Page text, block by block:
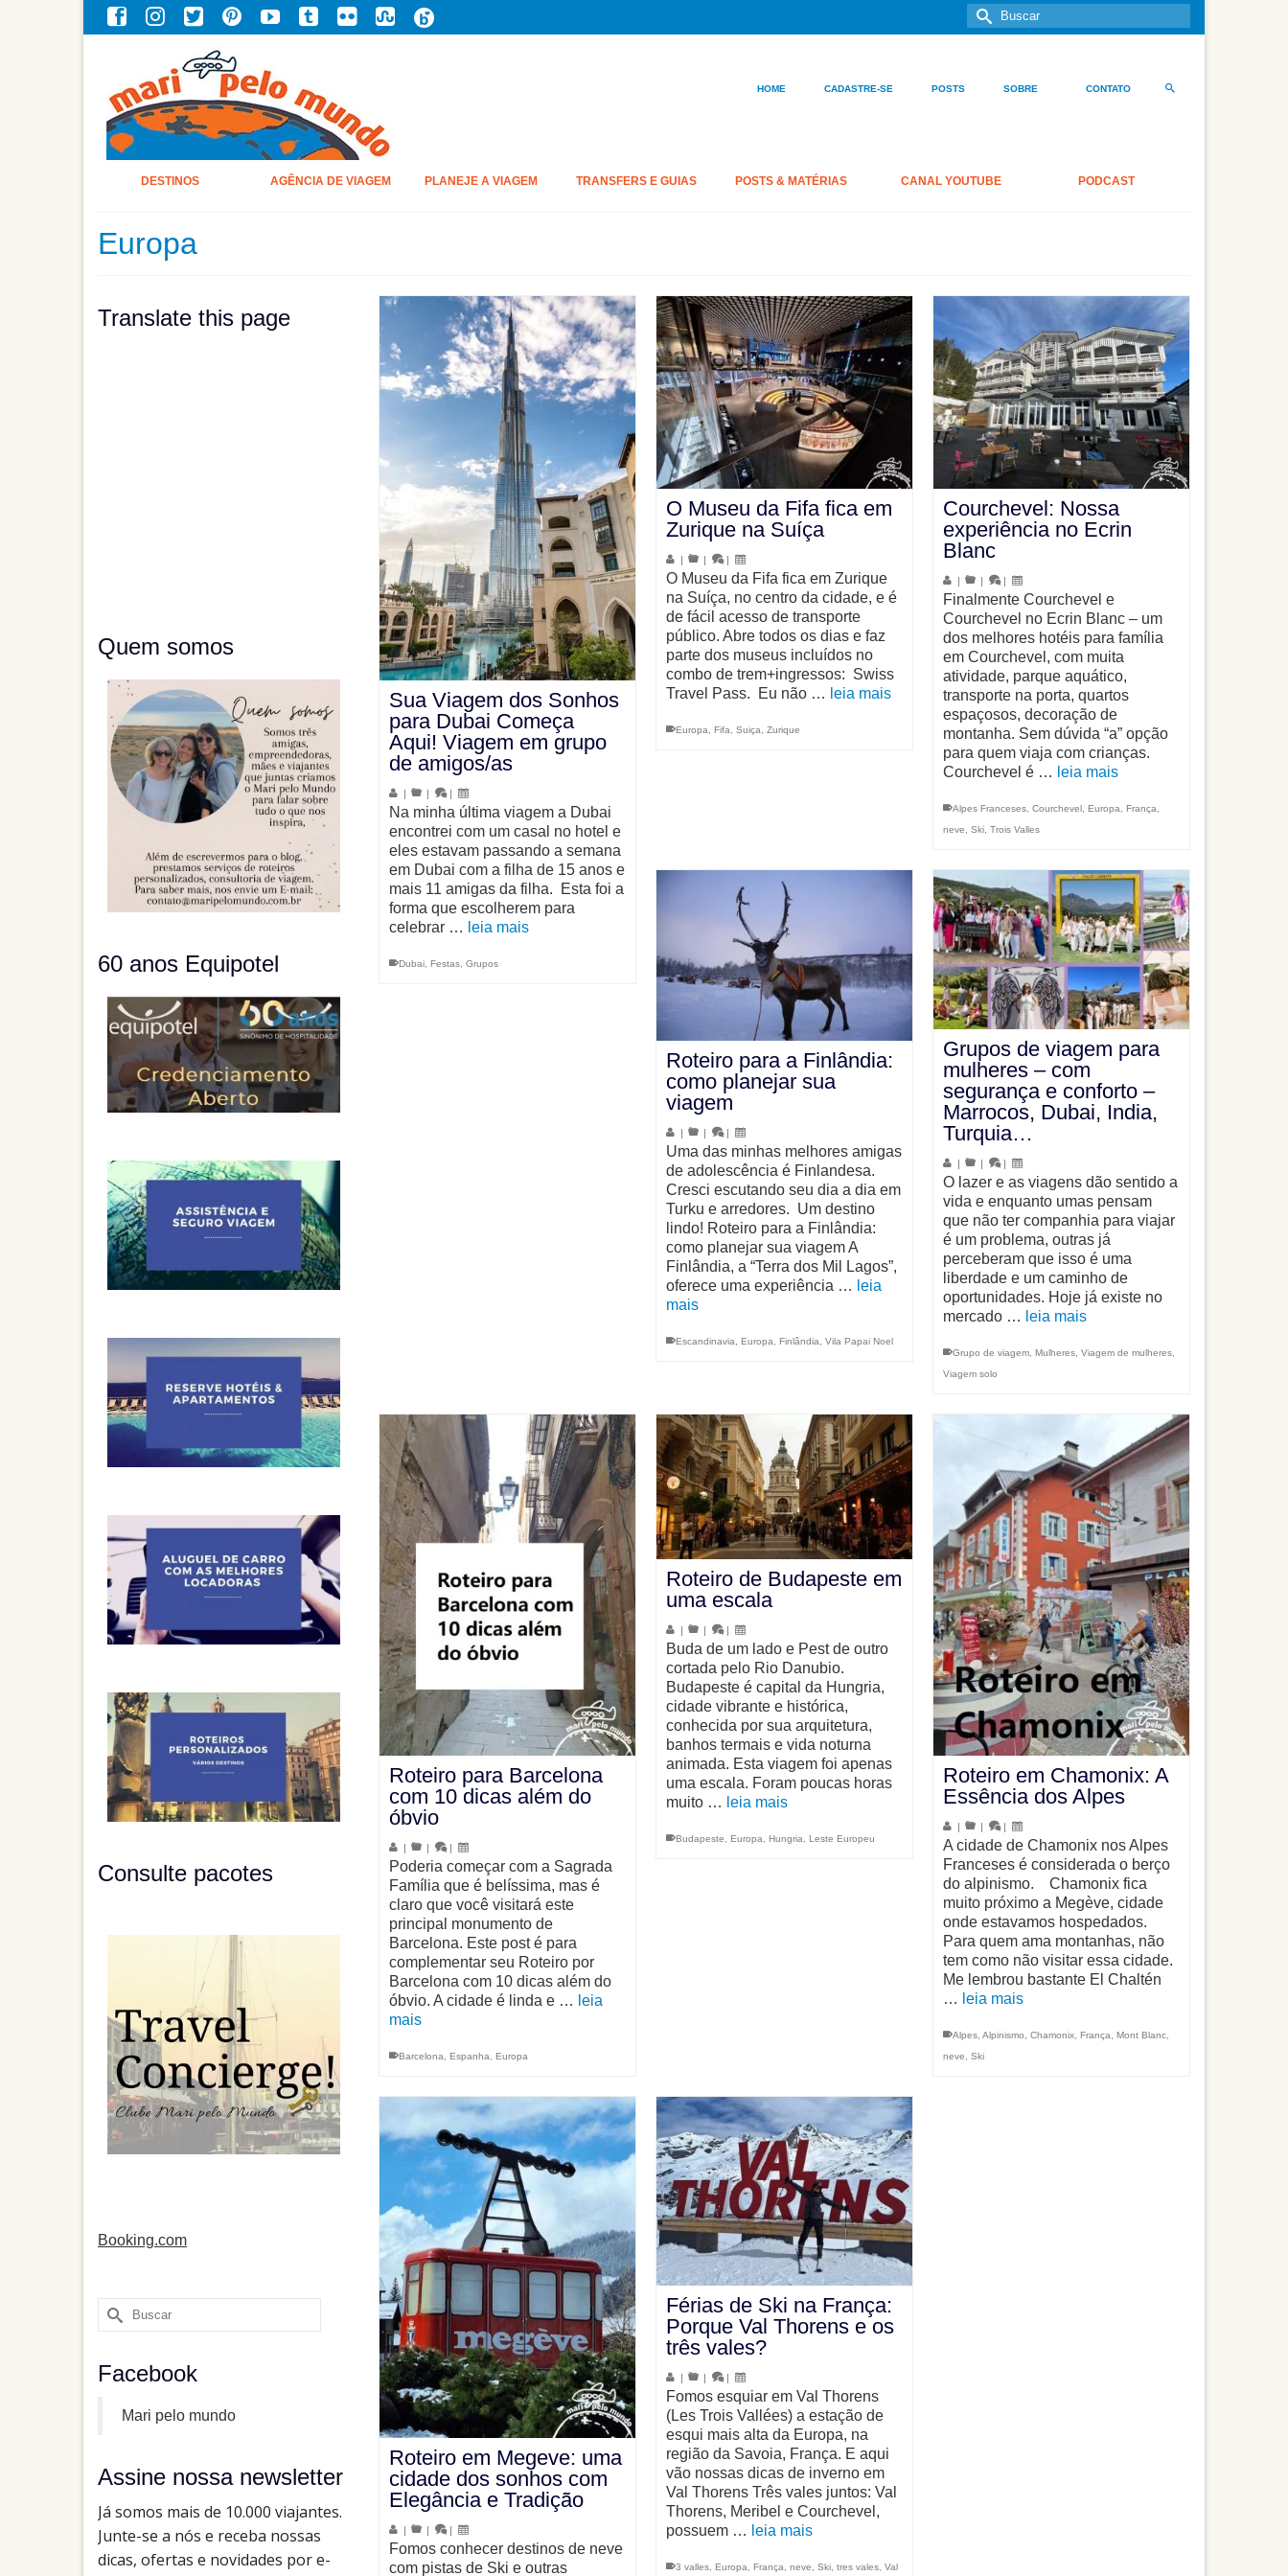
Buscar
por:
HOME CADASTRE-SE POSTS SOBRE CONTATO
DESTINOS AGÊNCIA DE VIAGEM PLANEJE A VIAGEM TRANSFERS E GUIAS POSTS & MATÉRIAS CANAL YOUTUBE PODCAST
Europa
Sua Viagem dos Sonhos
para Dubai Começa
Aqui! Viagem em grupo
de amigos/as
| | |
Na minha última viagem a Dubai
encontrei com um casal no hotel e
eles estavam passando a semana
em Dubai com a filha de 15 anos e
mais 11 amigas da filha. Esta foi a
forma que escolherem para
celebrar … leia mais
Dubai, Festas, Grupos
O Museu da Fifa fica em
Zurique na Suíça
| | |
O Museu da Fifa fica em Zurique
na Suíça, no centro da cidade, e é
de fácil acesso de transporte
público. Abre todos os dias e faz
parte dos museus incluídos no
combo de trem+ingressos: Swiss
Travel Pass. Eu não … leia mais
Europa Fifa Suiça Zurique
Courchevel: Nossa
experiência no Ecrin
Blanc
| | |
Finalmente Courchevel e
Courchevel no Ecrin Blanc – um
dos melhores hotéis para família
em Courchevel, com muita
atividade, parque aquático,
transporte na porta, quartos
espaçosos, decoração de
montanha. Sem dúvida “a” opção
para quem viaja com crianças.
Courchevel é … leia mais
Alpes Franceses, Courchevel, Europa França
neve
Ski, Trois Valles
Roteiro para a Finlândia:
como planejar sua
viagem
| | |
Uma das minhas melhores amigas
de adolescência é Finlandesa.
Cresci escutando seu dia a dia em
Turku e arredores. Um destino
lindo! Roteiro para a Finlândia:
como planejar sua viagem A
Finlândia, a “Terra dos Mil Lagos”,
oferece uma experiência … leia
mais
Escandinavia Europa Finlândia Vila Papai Noel
Grupos de viagem para
mulheres – com
segurança e conforto –
Marrocos, Dubai, India,
Turquia…
| | |
O lazer e as viagens dão sentido a
vida e enquanto umas pensam
que não ter companhia para viajar
é um problema, outras já
perceberam que isso é uma
liberdade e um caminho de
oportunidades. Hoje já existe no
mercado … leia mais
Grupo de viagem, Mulheres, Viagem de mulheres,
Viagem solo
Roteiro para Barcelona
com 10 dicas além do
óbvio
| | |
Poderia começar com a Sagrada
Família que é belíssima, mas é
claro que você visitará este
principal monumento de
Barcelona. Este post é para
complementar seu Roteiro por
Barcelona com 10 dicas além do
óbvio. A cidade é linda e … leia
mais
Barcelona Espanha Europa
Roteiro de Budapeste em
uma escala
Buda de um lado e Pest de outro
cortada pelo Rio Danubio.
Budapeste é capital da Hungria,
cidade vibrante e histórica,
conhecida por sua arquitetura,
banhos termais e vida noturna
animada. Esta viagem foi apenas
uma escala. Foram poucas horas
muito … leia mais
Budapeste, Europa, Hungria, Leste Europeu
Roteiro em Chamonix: A
Essência dos Alpes
| | |
A cidade de Chamonix nos Alpes
Franceses é considerada o berço
do alpinismo. Chamonix fica
muito próximo a Megève, cidade
onde estavamos hospedados.
Para quem ama montanhas, não
tem como não visitar essa cidade.
Me lembrou bastante El Chaltén
… leia mais
Alpes, Alpinismo Chamonix, França Mont Blanc,
neve
Ski
Roteiro em Megeve: uma
cidade dos sonhos com
Elegância e Tradição
| | |
Fomos conhecer destinos de neve
com pistas de Ski e outras
Férias de Ski na França:
Porque Val Thorens e os
três vales?
Fomos esquiar em Val Thorens
(Les Trois Vallées) a estação de
esqui mais alta da Europa, na
região da Savoia, França. E aqui
vão nossas dicas de inverno em
Val Thorens Três vales juntos: Val
Thorens, Meribel e Courchevel,
possuem … leia mais
3 valles, Europa, França, neve, Ski, tres vales, Val
Translate this page
Quem somos
60 anos Equipotel
Consulte pacotes
Booking.com
Buscar
por:
Facebook
Mari pelo mundo
Assine nossa newsletter